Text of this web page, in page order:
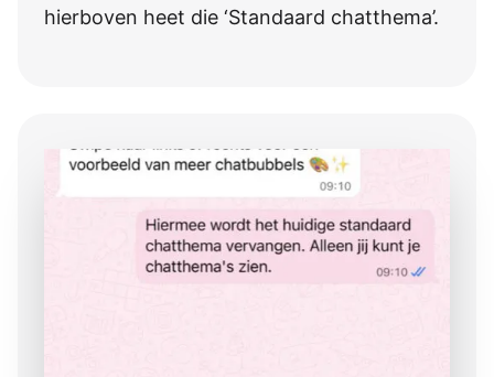
hierboven heet die ‘Standaard chatthema’.